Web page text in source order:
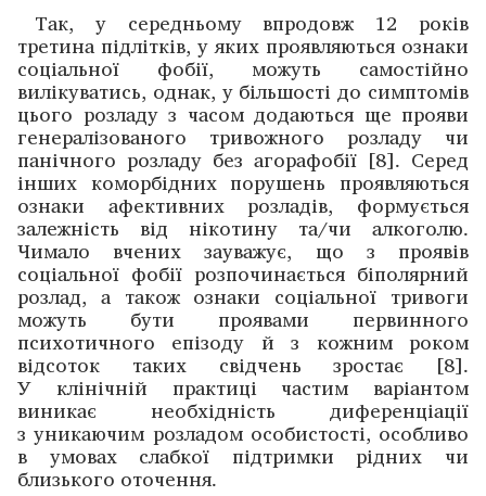
Так, у середньому впродовж 12 років
третина підлітків, у яких проявляються ознаки
соціальної фобії, можуть само­стійно
вилікуватись, однак, у більшості до симптомів
цього розладу з часом додаються ще прояви
генералі­зованого тривожного розладу чи
панічного розладу без агора­фобії [8]. Серед
інших коморбідних порушень проявляються
ознаки афективних розладів, формується
залежність від нікотину та/чи алкоголю.
Чимало вчених зауважує, що з проявів
соціальної фобії розпочинається біполярний
розлад, а також ознаки соціальної тривоги
можуть бути проявами первинного
психотичного епізоду й з кожним роком
відсоток таких свідчень зростає [8].
У клінічній практиці частим варіантом
виникає необхідність диференціації
з уникаючим розладом особистості, особливо
в умовах слабкої підтримки рідних чи
близького оточення.